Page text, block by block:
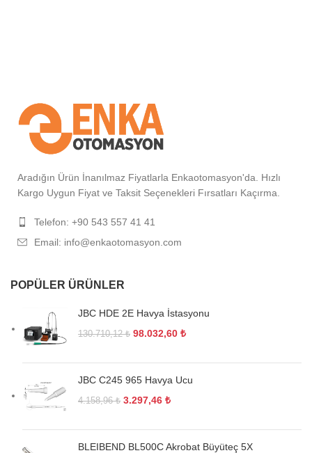
Aradığın Ürün İnanılmaz Fiyatlarla Enkaotomasyon'da. Hızlı
Kargo Uygun Fiyat ve Taksit Seçenekleri Fırsatları Kaçırma.
Telefon: +90 543 557 41 41
Email: info@enkaotomasyon.com
POPÜLER ÜRÜNLER
JBC HDE 2E Havya İstasyonu
130.710,12₺ 98.032,60 ₺
JBC C245 965 Havya Ucu
4.158,96₺ 3.297,46 ₺
BLEIBEND BL500C Akrobat Büyüteç 5X